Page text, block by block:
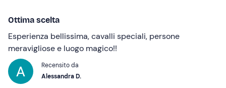
Ottima scelta
Esperienza bellissima, cavalli speciali, persone
meravigliose e luogo magico!!
Recensito da
Alessandra D.